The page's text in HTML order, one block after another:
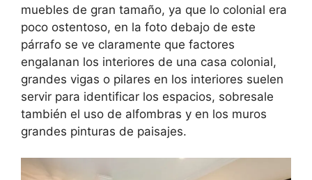
muebles de gran tamaño, ya que lo colonial era
poco ostentoso, en la foto debajo de este
párrafo se ve claramente que factores
engalanan los interiores de una casa colonial,
grandes vigas o pilares en los interiores suelen
servir para identificar los espacios, sobresale
también el uso de alfombras y en los muros
grandes pinturas de paisajes.